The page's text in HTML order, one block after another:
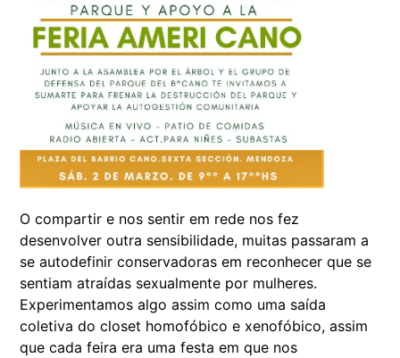
O compartir e nos sentir em rede nos fez
desenvolver outra sensibilidade, muitas passaram a
se autodefinir conservadoras em reconhecer que se
sentiam atraídas sexualmente por mulheres.
Experimentamos algo assim como uma saída
coletiva do closet homofóbico e xenofóbico, assim
que cada feira era uma festa em que nos